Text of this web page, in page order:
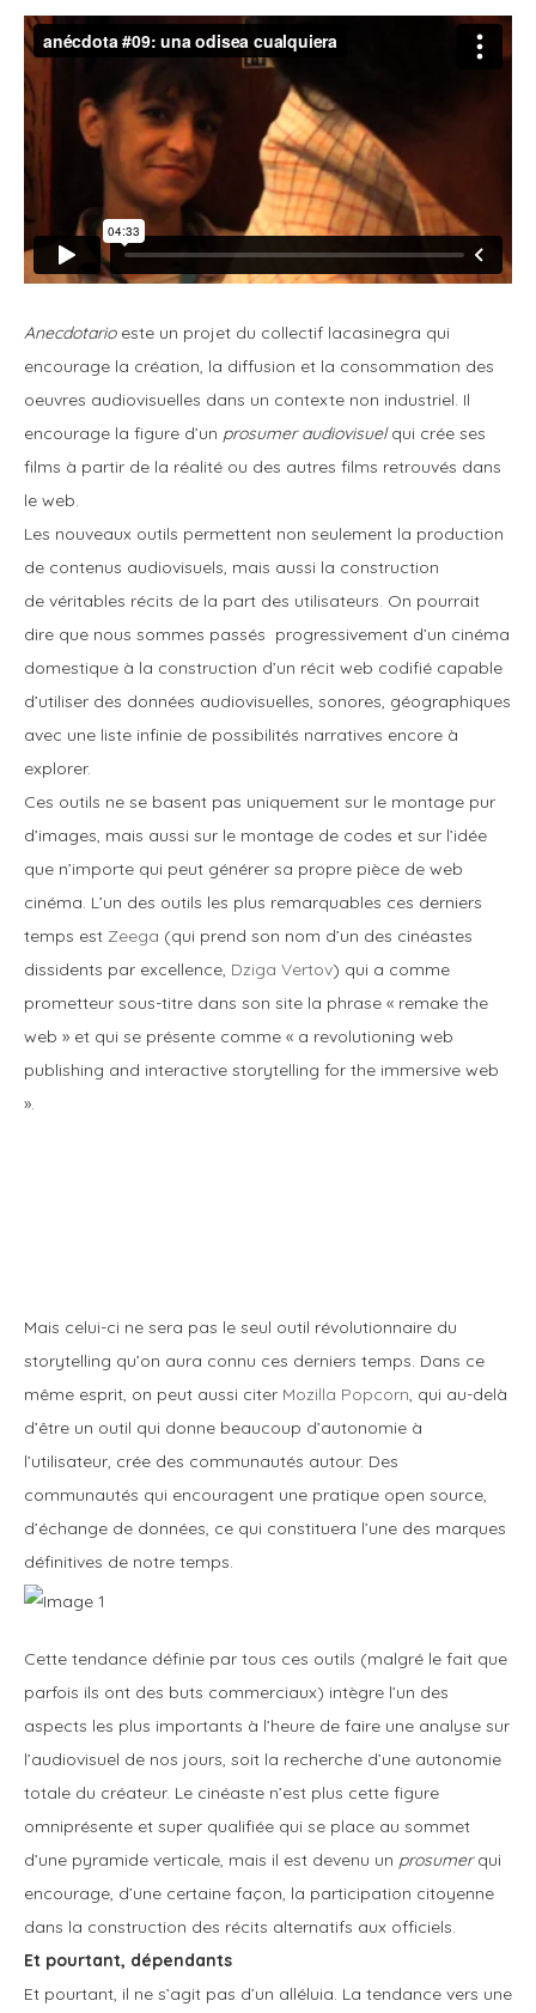
Anecdotarioeste un projet du collectif lacasinegra qui
encourage la création, la diffusion et la consommation des
oeuvres audiovisuelles dans un contexte non industriel. Il
encourage la figure d’un prosumer audiovisuelqui crée ses
films à partir de la réalité ou des autres films retrouvés dans
le web.
Les nouveaux outils permettent non seulement la production
de contenus audiovisuels, mais aussi la construction
de véritables récits de la part des utilisateurs. On pourrait
dire que nous sommes passés progressivement d’un cinéma
domestique à la construction d’un récit web codifié capable
d’utiliser des données audiovisuelles, sonores, géographiques
avec une liste infinie de possibilités narratives encore à
explorer.
Ces outils ne se basent pas uniquement sur le montage pur
d’images, mais aussi sur le montage de codes et sur l’idée
que n’importe qui peut générer sa propre pièce de web
cinéma. L’un des outils les plus remarquables ces derniers
temps est Zeega (qui prend son nom d’un des cinéastes
dissidents par excellence, Dziga Vertov) qui a comme
prometteur sous-titre dans son site la phrase « remake the
web » et qui se présente comme « a revolutioning web
publishing and interactive storytelling for the immersive web
».
Mais celui-ci ne sera pas le seul outil révolutionnaire du
storytelling qu’on aura connu ces derniers temps. Dans ce
même esprit, on peut aussi citer Mozilla Popcorn, qui au-delà
d’être un outil qui donne beaucoup d’autonomie à
l’utilisateur, crée des communautés autour. Des
communautés qui encouragent une pratique open source,
d’échange de données, ce qui constituera l’une des marques
définitives de notre temps.
Cette tendance définie par tous ces outils (malgré le fait que
parfois ils ont des buts commerciaux) intègre l’un des
aspects les plus importants à l’heure de faire une analyse sur
l’audiovisuel de nos jours, soit la recherche d’une autonomie
totale du créateur. Le cinéaste n’est plus cette figure
omniprésente et super qualifiée qui se place au sommet
d’une pyramide verticale, mais il est devenu un prosumerqui
encourage, d’une certaine façon, la participation citoyenne
dans la construction des récits alternatifs aux officiels.
Et pourtant, dépendants
Et pourtant, il ne s’agit pas d’un alléluia. La tendance vers une